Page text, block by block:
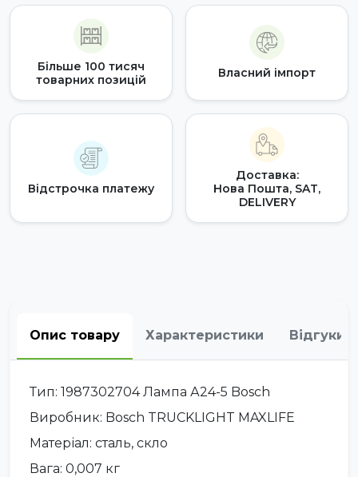
Більше 100 тисяч
товарних позицій
Власний імпорт
Відстрочка платежу
Доставка:
Нова Пошта, SAT,
DELIVERY
Опис товару Характеристики Відгуки
Тип: 1987302704 Лампа А24-5 Bosch
Виробник: Bosch TRUCKLIGHT MAXLIFE
Матеріал: сталь, скло
Вага: 0,007 кг